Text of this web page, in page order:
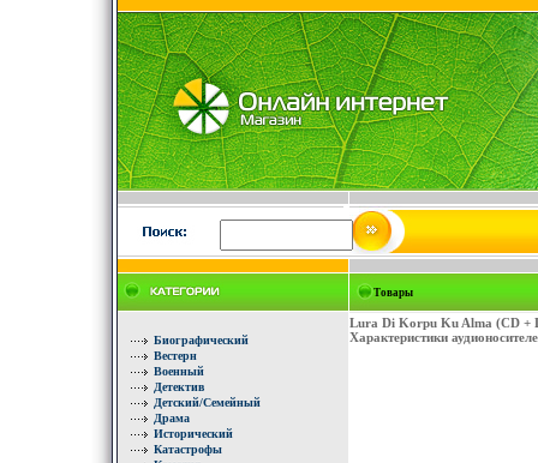
Биографический
Вестерн
Военный
Детектив
Детский/Семейный
Драма
Исторический
Катастрофы
Товары
Lura Di Korpu Ku Alma (CD +
Характеристики